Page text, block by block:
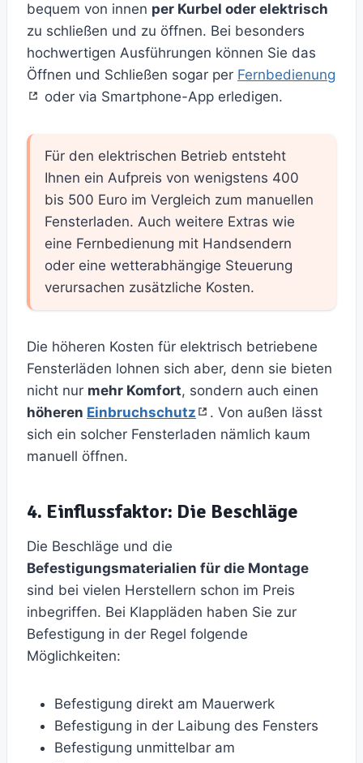
bequem von innen per Kurbel oder elektrisch
zu schließen und zu öffnen. Bei besonders
hochwertigen Ausführungen können Sie das
Öffnen und Schließen sogar per Fernbedienung
oder via Smartphone-App erledigen.
Für den elektrischen Betrieb entsteht
Ihnen ein Aufpreis von wenigstens 400
bis 500 Euro im Vergleich zum manuellen
Fensterladen. Auch weitere Extras wie
eine Fernbedienung mit Handsendern
oder eine wetterabhängige Steuerung
verursachen zusätzliche Kosten.
Die höheren Kosten für elektrisch betriebene
Fensterläden lohnen sich aber, denn sie bieten
nicht nur mehr Komfort, sondern auch einen
höheren Einbruchschutz
. Von außen lässt
sich ein solcher Fensterladen nämlich kaum
manuell öffnen.
4. Einflussfaktor: Die Beschläge
Die Beschläge und die
Befestigungsmaterialien für die Montage
sind bei vielen Herstellern schon im Preis
inbegriffen. Bei Klappläden haben Sie zur
Befestigung in der Regel folgende
Möglichkeiten:
Befestigung direkt am Mauerwerk
Befestigung in der Laibung des Fensters
Befestigung unmittelbar am